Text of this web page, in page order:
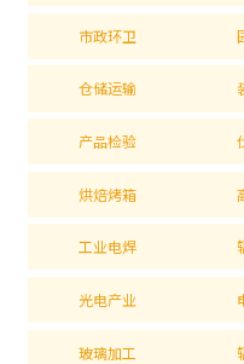
市政环卫
仓储运输
产品检验
烘焙烤箱
工业电焊
光电产业
玻璃加工